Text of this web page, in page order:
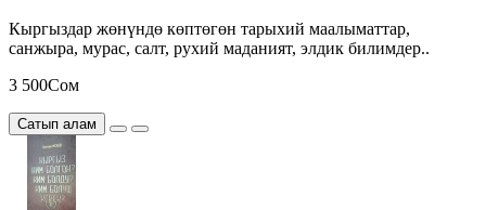
Кыргыздар жөнүндө көптөгөн тарыхий маалыматтар,
санжыра, мурас, салт, рухий маданият, элдик билимдер..
3 500Сом
Сатып алам